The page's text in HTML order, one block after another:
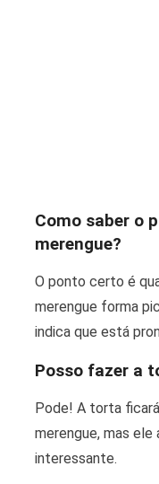
Como saber o
merengue?
O ponto certo é
merengue forma
indica que está
Posso fazer a
Pode! A torta
merengue, mas
interessante.